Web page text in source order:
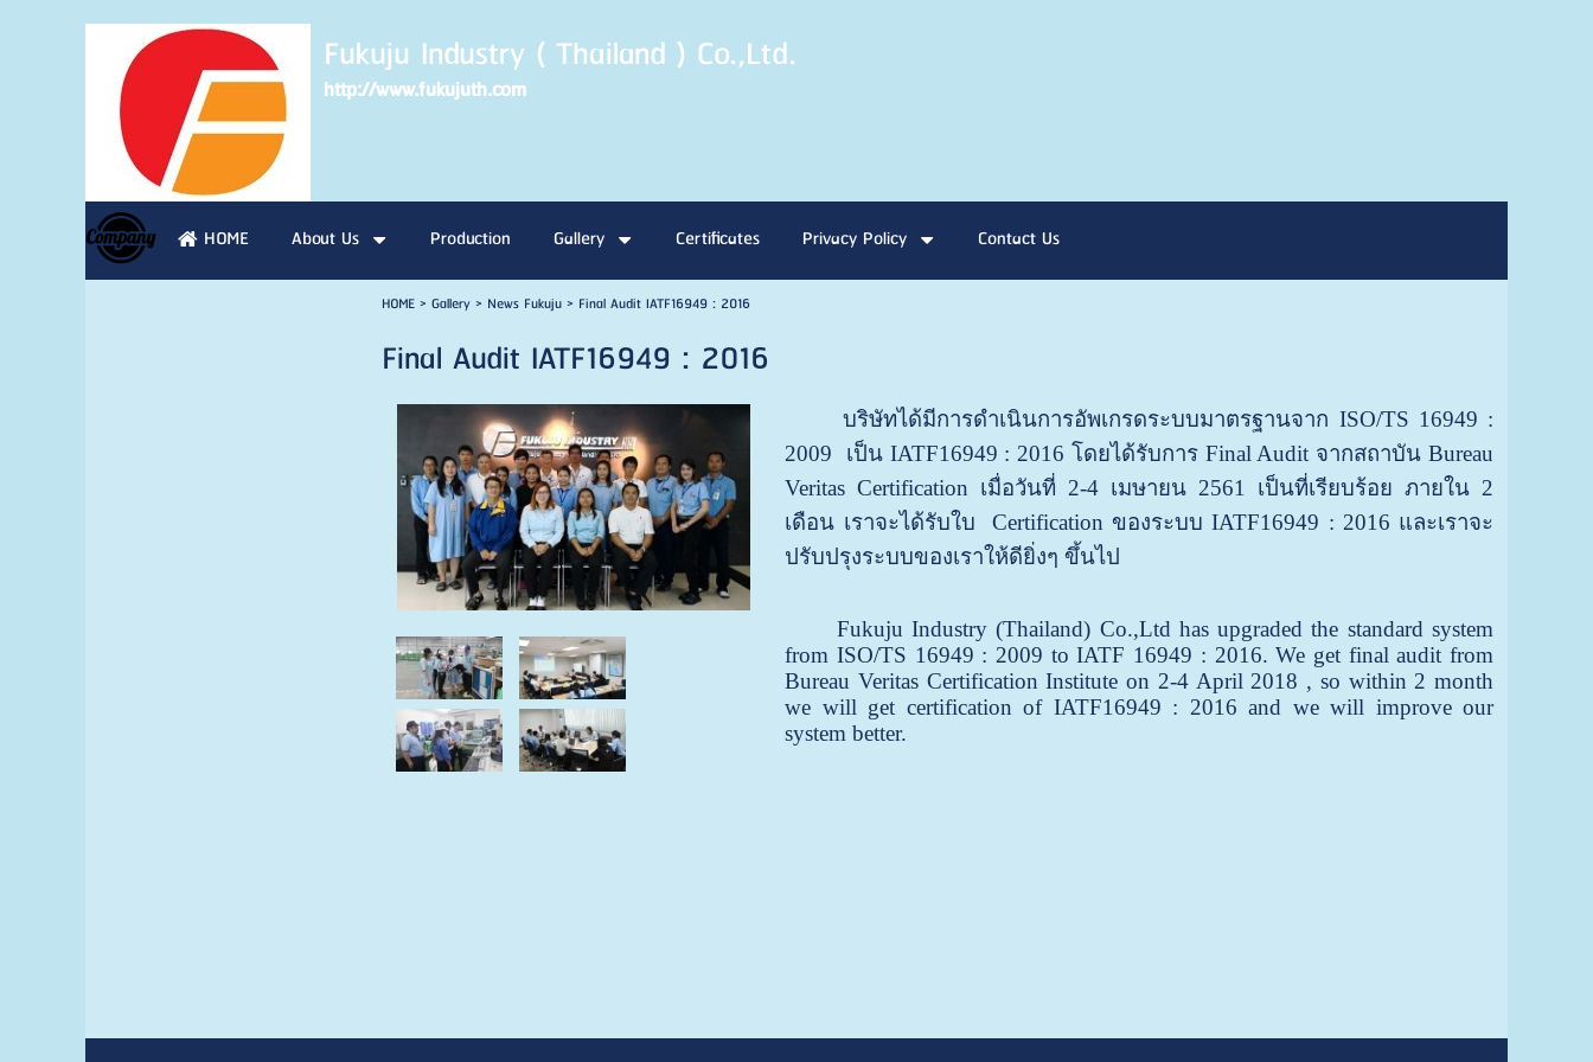
Fukuju Industry ( Thailand ) Co.,Ltd.
http://www.fukujuth.com
HOME About Us Production Gallery Certificates Privacy Policy Contact Us
HOME> Gallery> News Fukuju> Final Audit IATF16949 : 2016
Final Audit IATF16949 : 2016
บริษัทได้มีการดำเนินการอัพเกรดระบบมาตรฐานจาก ISO/TS 16949 :
2009 เป็น IATF16949 : 2016 โดยได้รับการ Final Audit จากสถาบัน Bureau
Veritas Certification เมื่อวันที่ 2-4 เมษายน 2561 เป็นที่เรียบร้อย ภายใน 2
เดือน เราจะได้รับใบ Certification ของระบบ IATF16949 : 2016 และเราจะ
ปรับปรุงระบบของเราให้ดียิ่งๆ ขึ้นไป
Fukuju Industry (Thailand) Co.,Ltd has upgraded the standard system
from ISO/TS 16949 : 2009 to IATF 16949 : 2016. We get final audit from
Bureau Veritas Certification Institute on 2-4 April 2018 , so within 2 month
we will get certification of IATF16949 : 2016 and we will improve our
system better.